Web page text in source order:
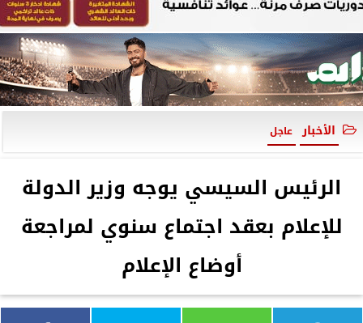
الأخبار عاجل
الرئيس السيسي يوجه وزير الدولة
للإعلام بعقد اجتماع سنوي لمراجعة
أوضاع الإعلام